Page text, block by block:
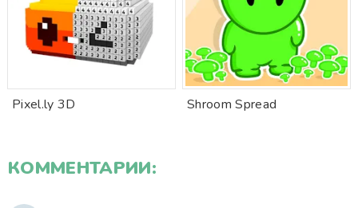
Pixel.ly 3D Shroom Spread
КОММЕНТАРИИ: